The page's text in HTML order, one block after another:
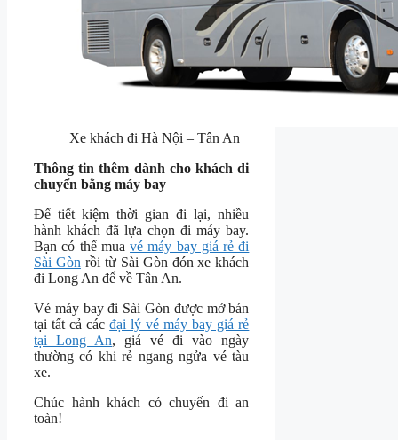
Xe khách đi Hà Nội – Tân An
Thông tin thêm dành cho khách di
chuyển bằng máy bay
Để tiết kiệm thời gian đi lại, nhiều
hành khách đã lựa chọn đi máy bay.
Bạn có thể muavé máy bay giá rẻ đi
Sài Gòn rồi từ Sài Gòn đón xe khách
đi Long An để về Tân An.
Vé máy bay đi Sài Gòn được mở bán
tại tất cả cácđại lý vé máy bay giá rẻ
tại Long An, giá vé đi vào ngày
thường có khi rẻ ngang ngửa vé tàu
xe.
Chúc hành khách có chuyến đi an
toàn!